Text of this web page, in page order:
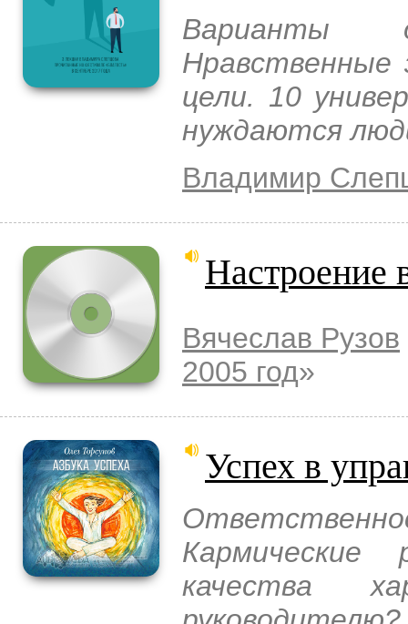
Варианты
Нравственные
цели. 10
нуждаются
Владимир
Настроение
Вячеслав Рузов
2005 год»
Успех в
Кармические
качества